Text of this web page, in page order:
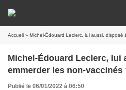
Accueil » Michel-Édouard Leclerc, lui aussi, disposé
Michel-Édouard Leclerc, lui
emmerder les non-vaccinés
Publié le 06/01/2022 à 06:50